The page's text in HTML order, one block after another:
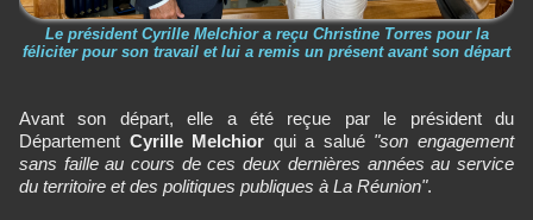
Le président Cyrille Melchior a reçu Christine Torres pour la
féliciter pour son travail et lui a remis un présent avant son départ
Avant son départ, elle a été reçue par le président du
Département Cyrille Melchior qui a salué"son engagement
sans faille au cours de ces deux dernières années au service
du territoire et des politiques publiques à La Réunion".